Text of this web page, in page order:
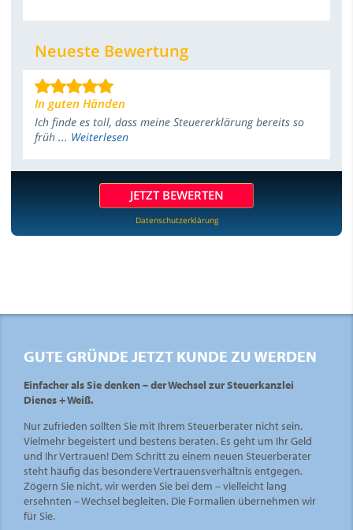
Neueste Bewertung
In guten Händen
Ich finde es toll, dass meine Steuererklärung bereits so
früh ... Weiterlesen
JETZT BEWERTEN
Datenschutzerklärung
GUTE GRÜNDE JETZT KUNDE ZU WERDEN
Einfacher als Sie denken – der Wechsel zur Steuerkanzlei
Dienes + Weiß.
Nur zufrieden sollten Sie mit Ihrem Steuerberater nicht sein.
Vielmehr begeistert und bestens beraten. Es geht um Ihr Geld
und Ihr Vertrauen! Dem Schritt zu einem neuen Steuerberater
steht häufig das besondere Vertrauensverhältnis entgegen.
Zögern Sie nicht, wir werden Sie bei dem – vielleicht lang
ersehnten – Wechsel begleiten. Die Formalien übernehmen wir
für Sie.